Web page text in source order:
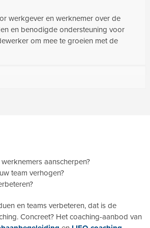
werkgever en werknemer over de
en benodigde ondersteuning voor
om mee te groeien met de
aanscherpen?
team verhogen?
en teams verbeteren, dat is de
Concreet? Het coaching-aanbod van